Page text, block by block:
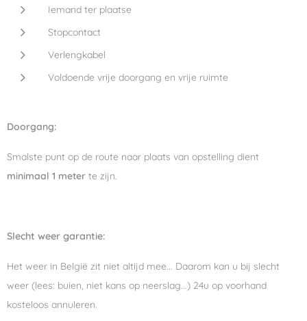
Iemand ter plaatse
Stopcontact
Verlengkabel
Voldoende vrije doorgang en vrije ruimte
Doorgang:
Smalste punt op de route naar plaats van opstelling dient
minimaal 1 meter te zijn.
Slecht weer garantie:
Het weer in België zit niet altijd mee... Daarom kan u bij slecht
weer (lees: buien, niet kans op neerslag...) 24u op voorhand
kosteloos annuleren.